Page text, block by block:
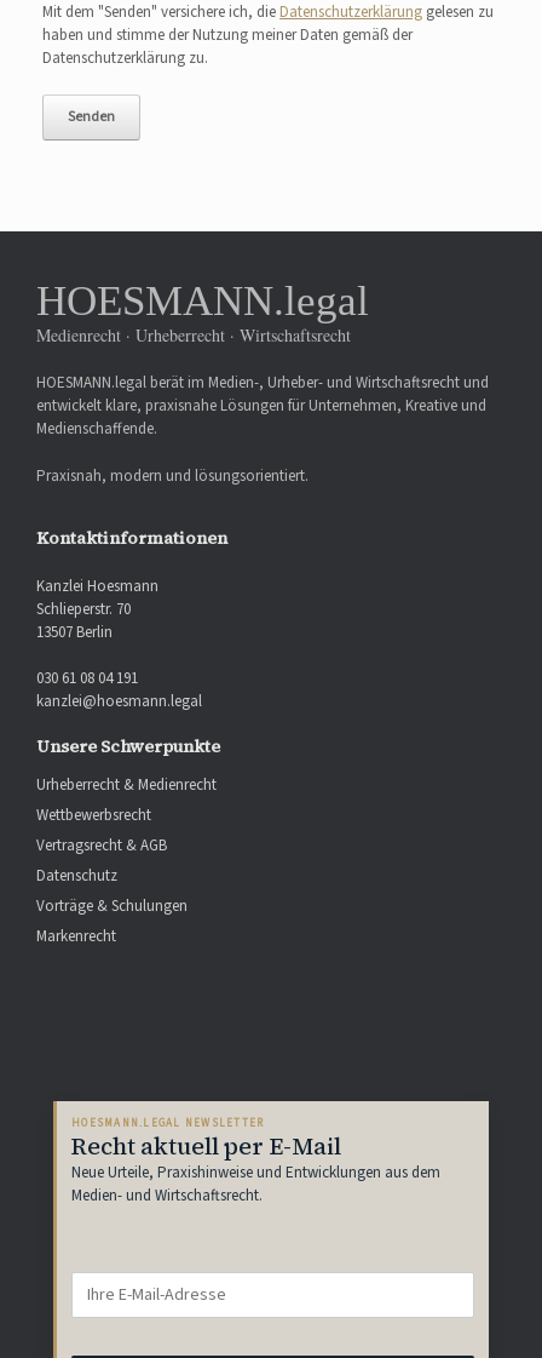
Mit dem "Senden" versichere ich, die Datenschutzerklärung gelesen zu
haben und stimme der Nutzung meiner Daten gemäß der
Datenschutzerklärung zu.
HOESMANN.legal
Medienrecht · Urheberrecht · Wirtschaftsrecht
HOESMANN.legal berät im Medien-, Urheber- und Wirtschaftsrecht und
entwickelt klare, praxisnahe Lösungen für Unternehmen, Kreative und
Medienschaffende.
Praxisnah, modern und lösungsorientiert.
Kontaktinformationen
Kanzlei Hoesmann
Schlieperstr. 70
13507 Berlin
030 61 08 04 191
kanzlei@hoesmann.legal
Unsere Schwerpunkte
Urheberrecht & Medienrecht
Wettbewerbsrecht
Vertragsrecht & AGB
Datenschutz
Vorträge & Schulungen
Markenrecht
HOESMANN.LEGAL NEWSLETTER
Recht aktuell per E-Mail
Neue Urteile, Praxishinweise und Entwicklungen aus dem
Medien- und Wirtschaftsrecht.